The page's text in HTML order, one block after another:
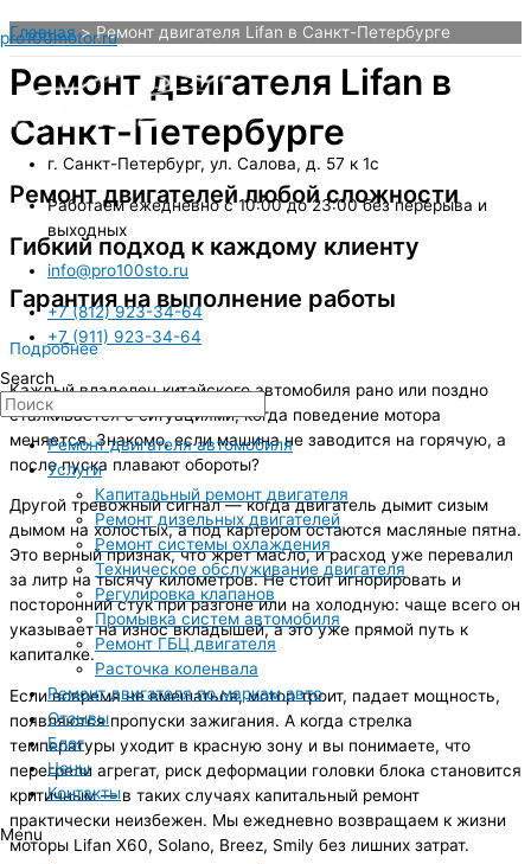
Перейти
к
содержимому
pro100motor.ru
г. Санкт-Петербург, ул. Салова, д. 57 к 1с
Работаем ежедневно с 10:00 до 23:00 без перерыва и
выходных
info@pro100sto.ru
+7 (812) 923-34-64
+7 (911) 923-34-64
Search
Ремонт двигателя автомобиля
Услуги
Капитальный ремонт двигателя
Ремонт дизельных двигателей
Ремонт системы охлаждения
Техническое обслуживание двигателя
Регулировка клапанов
Промывка систем автомобиля
Ремонт ГБЦ двигателя
Расточка коленвала
Ремонт двигателя по маркам авто
Отзывы
Блог
Цены
Контакты
Menu
Главная Ремонт двигателя Lifan в Санкт-Петербурге
Ремонт двигателя Lifan в
Санкт-Петербурге
Ремонт двигателей любой сложности
Гибкий подход к каждому клиенту
Гарантия на выполнение работы
Подробнее
Каждый владелец китайского автомобиля рано или поздно
сталкивается с ситуациями, когда поведение мотора
меняется. Знакомо, если машина не заводится на горячую, а
после пуска плавают обороты?
Другой тревожный сигнал — когда двигатель дымит сизым
дымом на холостых, а под картером остаются масляные пятна.
Это верный признак, что жрет масло, и расход уже перевалил
за литр на тысячу километров. Не стоит игнорировать и
посторонний стук при разгоне или на холодную: чаще всего он
указывает на износ вкладышей, а это уже прямой путь к
капиталке.
Если вовремя не вмешаться, мотор троит, падает мощность,
появляются пропуски зажигания. А когда стрелка
температуры уходит в красную зону и вы понимаете, что
перегрели агрегат, риск деформации головки блока становится
критичным — в таких случаях капитальный ремонт
практически неизбежен. Мы ежедневно возвращаем к жизни
моторы Lifan X60, Solano, Breez, Smily без лишних затрат.